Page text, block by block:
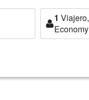
1 Viajero,
Economy